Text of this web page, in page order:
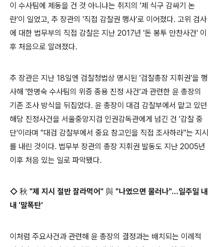
이 수사팀에 제동을 건 것 아니냐는 취지의 '제 식구 감싸기 논
란'이 일었고, 추 장관의 '직접 감찰권 행사'로 이어졌다. 고위 검사
에 대한 법무부의 직접 감찰은 지난 2017년 '돈 봉투 만찬사건' 이
후 처음으로 알려졌다.
추 장관은 지난 18일엔 검찰청법상 명시된 '검찰총장 지휘권'을 행
사해 '한명숙 수사팀의 위증 종용 진정 사건'과 관련한 윤 총장의
기존 조사 방식을 뒤집었다. 윤 총장이 대검 감찰부에서 맡고 있던
해당 진정사건을 서울중앙지검 인권감독관에게 넘긴 건 '감찰 중
단'이라며 "대검 감찰부에서 중요 참고인을 직접 조사하라"는 지시
를 내린 것이다. 법무부 장관의 총장 지휘권 발동도 지난 2005년
이후 처음 있는 일로 파악됐다.
◇ 秋 "제 지시 절반 잘라먹어" 與 "나였으면 물러나"…일주일 내
내 '말폭탄'
이처럼 주요사건과 관련해 윤 총장의 결정과는 배치되는 이례적